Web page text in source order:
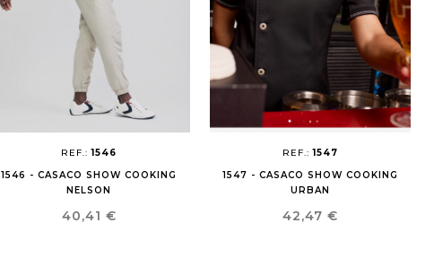
REF.:1546
1546 - CASACO SHOW COOKING
NELSON
Preço
40,41 €
REF.:1547
1547 - CASACO SHOW COOKING
URBAN
Preço
42,47 €